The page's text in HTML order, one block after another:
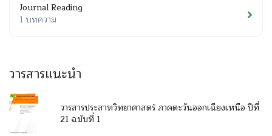
Journal Reading
1 บทความ
วารสารแนะนำ
วารสารประสาทวิทยาศาสตร์ ภาคตะวันออกเฉียงเหนือ ปีที่
21 ฉบับที่ 1